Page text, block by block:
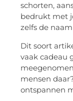
schorten,
bedrukt met
zelfs de
Dit soort
vaak cadeau
mensen
ontspannen